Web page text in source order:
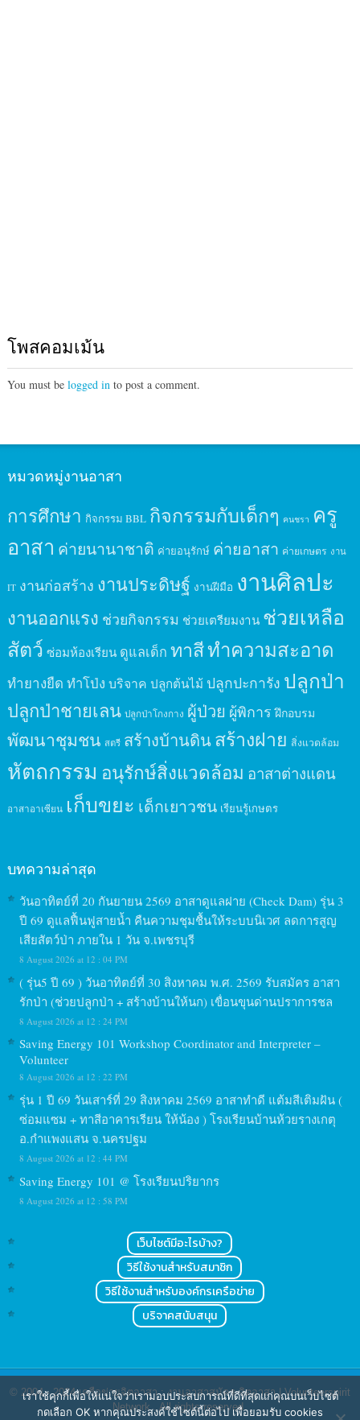
โพสคอมเม้น
You must be logged into post a comment.
หมวดหมู่งานอาสา
การศึกษา กิจกรรม BBL กิจกรรมกับเด็กๆ คนชรา ครู
อาสา ค่ายนานาชาติ ค่ายอนุรักษ์ ค่ายอาสา ค่ายเกษตร งาน
IT งานก่อสร้าง งานประดิษฐ์ งานฝีมือ งานศิลปะ
งานออกแรง ช่วยกิจกรรม ช่วยเตรียมงาน ช่วยเหลือ
สัตว์ ซ่อมห้องเรียน ดูแลเด็ก ทาสีทำความสะอาด
ทำยางยืด ทำโป่ง บริจาค ปลูกต้นไม้ ปลูกปะการัง ปลูกป่า
ปลูกป่าชายเลน ปลูกป่าโกงกาง ผู้ป่วย ผู้พิการ ฝึกอบรม
พัฒนาชุมชน สตรี สร้างบ้านดินสร้างฝาย สิ่งแวดล้อม
หัตถกรรม อนุรักษ์สิ่งแวดล้อม อาสาต่างแดน
อาสาอาเซียน เก็บขยะ เด็กเยาวชน เรียนรู้เกษตร
บทความล่าสุด
วันอาทิตย์ที่ 20 กันยายน 2569 อาสาดูแลฝาย (Check Dam) รุ่น 3
ปี 69 ดูแลฟื้นฟูสายน้ำ คืนความชุมชื้นให้ระบบนิเวศ ลดการสูญ
เสียสัตว์ป่า ภายใน 1 วัน จ.เพชรบุรี
8 August 2026 at 12 : 04 PM
( รุ่น5 ปี 69 ) วันอาทิตย์ที่ 30 สิงหาคม พ.ศ. 2569 รับสมัคร อาสา
รักป่า (ช่วยปลูกป่า + สร้างบ้านให้นก) เขื่อนขุนด่านปราการชล
8 August 2026 at 12 : 24 PM
Saving Energy 101 Workshop Coordinator and Interpreter –
Volunteer
8 August 2026 at 12 : 22 PM
รุ่น 1 ปี 69 วันเสาร์ที่ 29 สิงหาคม 2569 อาสาทำดี แต้มสีเติมฝัน (
ซ่อมแซม + ทาสีอาคารเรียน ให้น้อง ) โรงเรียนบ้านห้วยรางเกตุ
อ.กำแพงแสน จ.นครปฐม
8 August 2026 at 12 : 44 PM
Saving Energy 101 @ โรงเรียนปริยากร
8 August 2026 at 12 : 58 PM
เว็บไซต์มีอะไรบ้าง?
วิธีใช้งานสำหรับสมาชิก
วิธีใช้งานสำหรับองค์กรเครือข่าย
บริจาคสนับสนุน
© 2004 - 2024เครือข่ายจิตอาสา : งานอาสาสมัคร จิตอาสา | Volunteerspirit
Network. All rights reserved.
เราใช้คุกกี้เพื่อให้แน่ใจว่าเรามอบประสบการณ์ที่ดีที่สุดแก่คุณบนเว็บไซต์
กดเลือก OK หากคุณประสงค์ใช้ไซต์นี้ต่อไป เพื่อยอมรับ cookies